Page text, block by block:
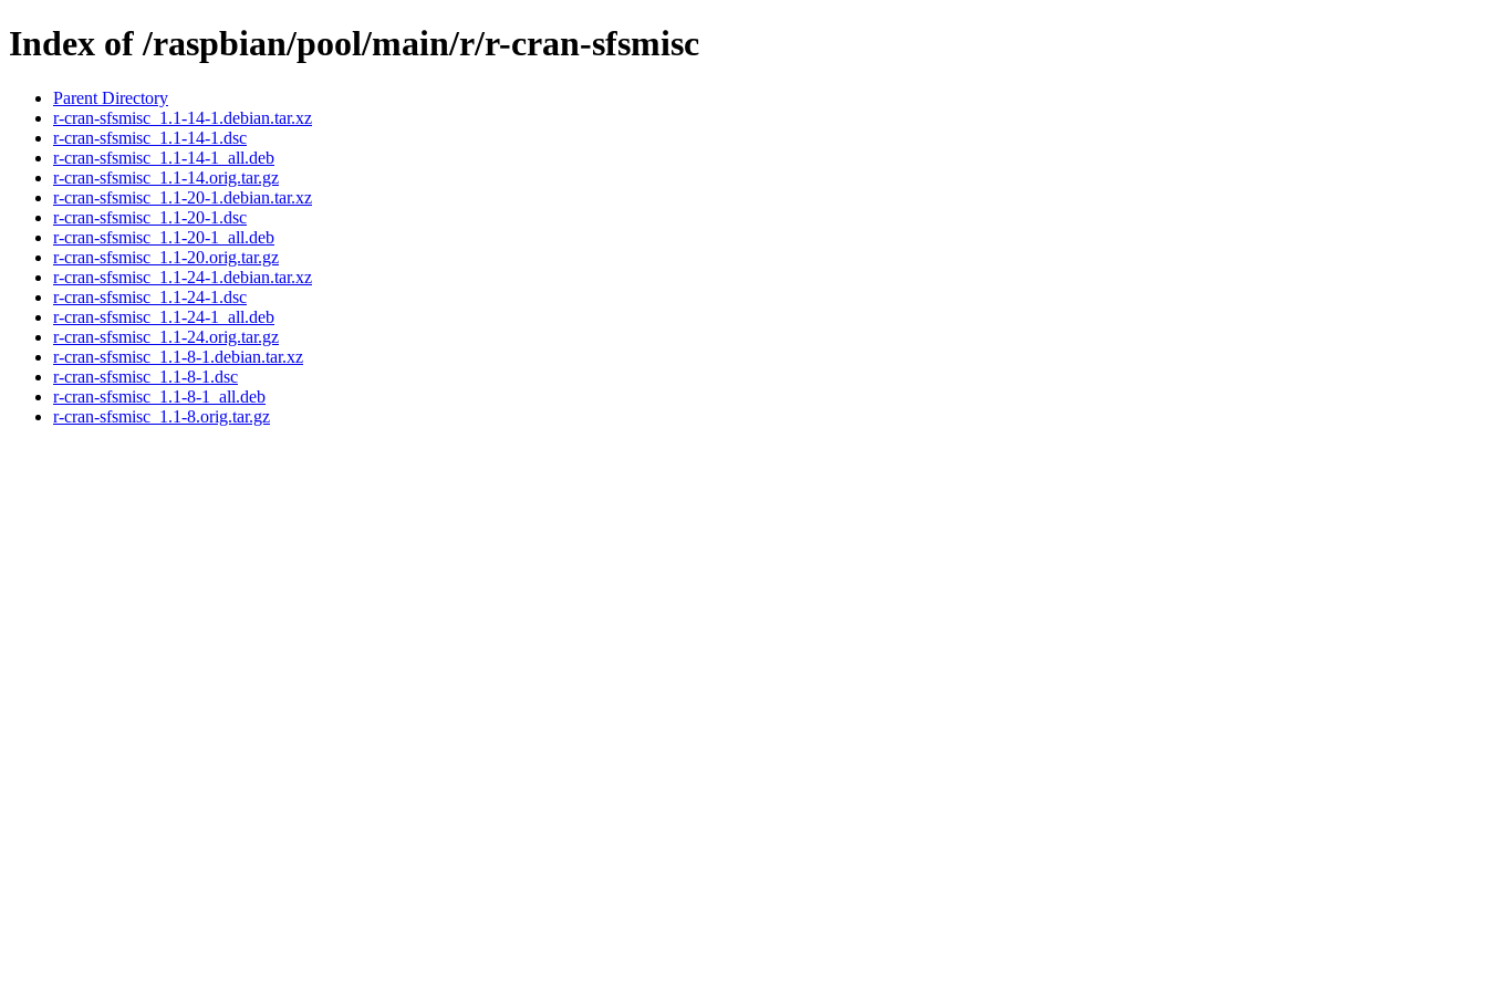
Index of /raspbian/pool/main/r/r-cran-sfsmisc
Parent Directory
r-cran-sfsmisc_1.1-14-1.debian.tar.xz
r-cran-sfsmisc_1.1-14-1.dsc
r-cran-sfsmisc_1.1-14-1_all.deb
r-cran-sfsmisc_1.1-14.orig.tar.gz
r-cran-sfsmisc_1.1-20-1.debian.tar.xz
r-cran-sfsmisc_1.1-20-1.dsc
r-cran-sfsmisc_1.1-20-1_all.deb
r-cran-sfsmisc_1.1-20.orig.tar.gz
r-cran-sfsmisc_1.1-24-1.debian.tar.xz
r-cran-sfsmisc_1.1-24-1.dsc
r-cran-sfsmisc_1.1-24-1_all.deb
r-cran-sfsmisc_1.1-24.orig.tar.gz
r-cran-sfsmisc_1.1-8-1.debian.tar.xz
r-cran-sfsmisc_1.1-8-1.dsc
r-cran-sfsmisc_1.1-8-1_all.deb
r-cran-sfsmisc_1.1-8.orig.tar.gz